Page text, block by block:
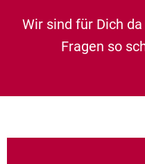
Wir sind für Dich
Fragen so